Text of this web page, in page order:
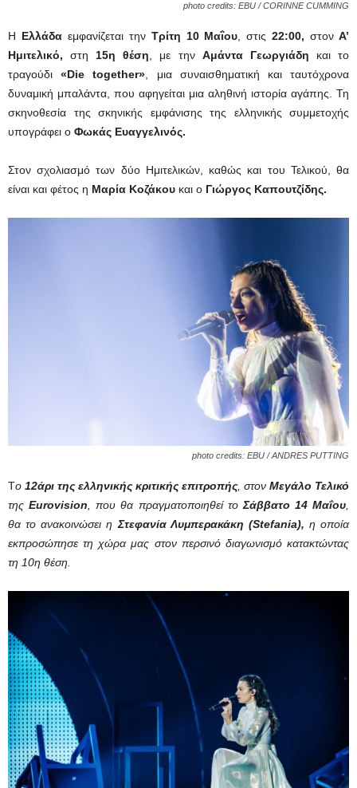
photo credits: EBU / CORINNE CUMMING
Η Ελλάδαεμφανίζεται την Τρίτη 10 Μαΐου, στις22:00,στον Α’
Ημιτελικό,στη15η θέση, με την Αμάντα Γεωργιάδη και το
τραγούδι«Dietogether», μια συναισθηματική και ταυτόχρονα
δυναμική μπαλάντα, που αφηγείται μια αληθινή ιστορία αγάπης. Τη
σκηνοθεσία της σκηνικής εμφάνισης της ελληνικής συμμετοχής
υπογράφει ο Φωκάς Ευαγγελινός.
Στον σχολιασμό των δύο Ημιτελικών, καθώς και του Τελικού, θα
είναι και φέτος η Μαρία Κοζάκου και ο Γιώργος Καπουτζίδης.
photo credits: EBU / ANDRES PUTTING
Το 12άρι της ελληνικής κριτικής επιτροπής, στον Μεγάλο Τελικό
τηςEurovision , που θα πραγματοποιηθεί το Σάββατο 14 Μαΐου
θα το ανακοινώσει η Στεφανία Λυμπερακάκη (Stefania), η οποία
εκπροσώπησε τη χώρα μας στον περσινό διαγωνισμό κατακτώντας
τη 10η θέση.